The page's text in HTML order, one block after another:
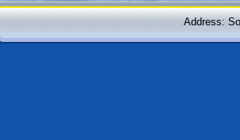
Address: